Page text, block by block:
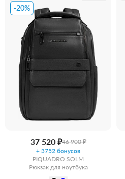
-20%
37 520 ₽46 900 ₽
+ 3752 бонусов
PIQUADRO SOLM
Рюкзак для ноутбука